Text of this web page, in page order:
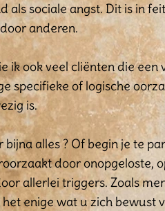
als sociale angst. Dit is in
anderen.
ik ook veel cliënten die
specifieke of logische
is.
bijna alles ? Of begin je te
door onopgeloste,
allerlei triggers. Zoals
enige wat u zich bewust